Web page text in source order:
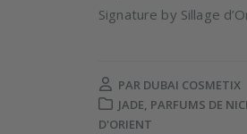
Signature by Sillage
PAR DUBAI COSMETIX
JADE, PARFUMS DE
D'ORIENT